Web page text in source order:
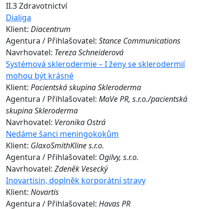
II.3 Zdravotnictví
Dialiga
Klient: Diacentrum
Agentura / Přihlašovatel: Stance Communications
Navrhovatel: Tereza Schneiderová
Systémová sklerodermie – I ženy se sklerodermií
mohou být krásné
Klient: Pacientská skupina Skleroderma
Agentura / Přihlašovatel: MaVe PR, s.r.o./pacientská
skupina Skleroderma
Navrhovatel: Veronika Ostrá
Nedáme šanci meningokokům
Klient: GlaxoSmithKline s.r.o.
Agentura / Přihlašovatel: Ogilvy, s.r.o.
Navrhovatel: Zdeněk Vesecký
Inovartisin, doplněk korporátní stravy
Klient: Novartis
Agentura / Přihlašovatel: Havas PR